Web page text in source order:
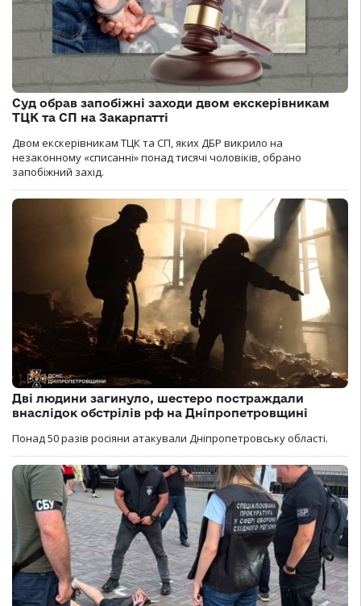
Суд обрав запобіжні заходи двом екскерівникам
ТЦК та СП на Закарпатті
Двом екскерівникам ТЦК та СП, яких ДБР викрило на
незаконному «списанні» понад тисячі чоловіків, обрано
запобіжний захід.
Дві людини загинуло, шестеро постраждали
внаслідок обстрілів рф на Дніпропетровщині
Понад 50 разів росіяни атакували Дніпропетровську області.